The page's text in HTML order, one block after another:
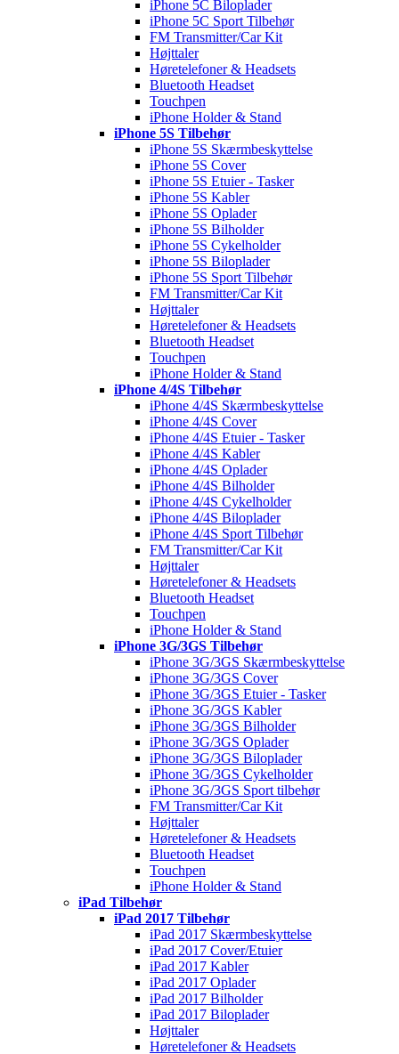
iPhone 5C Biloplader
iPhone 5C Sport Tilbehør
FM Transmitter/Car Kit
Højttaler
Høretelefoner & Headsets
Bluetooth Headset
Touchpen
iPhone Holder & Stand
iPhone 5S Tilbehør
iPhone 5S Skærmbeskyttelse
iPhone 5S Cover
iPhone 5S Etuier - Tasker
iPhone 5S Kabler
iPhone 5S Oplader
iPhone 5S Bilholder
iPhone 5S Cykelholder
iPhone 5S Biloplader
iPhone 5S Sport Tilbehør
FM Transmitter/Car Kit
Højttaler
Høretelefoner & Headsets
Bluetooth Headset
Touchpen
iPhone Holder & Stand
iPhone 4/4S Tilbehør
iPhone 4/4S Skærmbeskyttelse
iPhone 4/4S Cover
iPhone 4/4S Etuier - Tasker
iPhone 4/4S Kabler
iPhone 4/4S Oplader
iPhone 4/4S Bilholder
iPhone 4/4S Cykelholder
iPhone 4/4S Biloplader
iPhone 4/4S Sport Tilbehør
FM Transmitter/Car Kit
Højttaler
Høretelefoner & Headsets
Bluetooth Headset
Touchpen
iPhone Holder & Stand
iPhone 3G/3GS Tilbehør
iPhone 3G/3GS Skærmbeskyttelse
iPhone 3G/3GS Cover
iPhone 3G/3GS Etuier - Tasker
iPhone 3G/3GS Kabler
iPhone 3G/3GS Bilholder
iPhone 3G/3GS Oplader
iPhone 3G/3GS Biloplader
iPhone 3G/3GS Cykelholder
iPhone 3G/3GS Sport tilbehør
FM Transmitter/Car Kit
Højttaler
Høretelefoner & Headsets
Bluetooth Headset
Touchpen
iPhone Holder & Stand
iPad Tilbehør
iPad 2017 Tilbehør
iPad 2017 Skærmbeskyttelse
iPad 2017 Cover/Etuier
iPad 2017 Kabler
iPad 2017 Oplader
iPad 2017 Bilholder
iPad 2017 Biloplader
Højttaler
Høretelefoner & Headsets